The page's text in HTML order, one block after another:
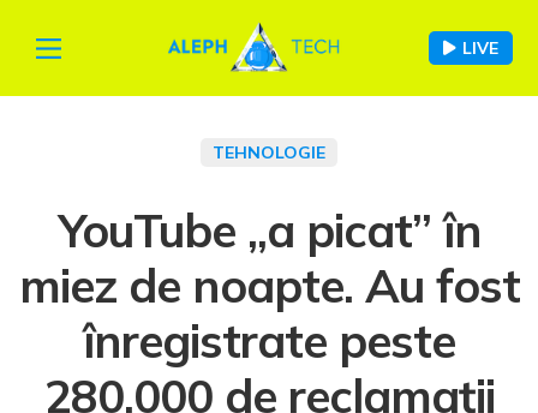
LIVE
TEHNOLOGIE
YouTube „a picat” în
miez de noapte. Au fost
înregistrate peste
280.000 de reclamații